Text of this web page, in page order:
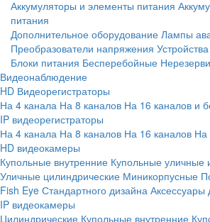
Аккумуляторы и элементы питания
питания
Дополнительное оборудование Лампы
Преобразователи напряжения
Блоки питания Бесперебойные
Видеонаблюдение
HD Видеорегистраторы
На 4 канала На 8 каналов На 16 каналов и
IP видеорегистраторы
На 4 канала На 8 каналов На 16 каналов На
HD видеокамеры
Купольные внутренние Купольные уличные
Уличные цилиндрические Миникорпусные
Fish Eye Стандартного дизайна Аксессуары
IP видеокамеры
Цилиндрические Купольные внутренние